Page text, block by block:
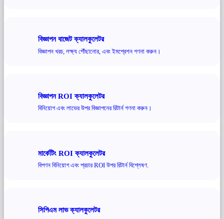
বিজ্ঞাপন বাজেট ক্যালকুলেটর
বিজ্ঞাপন খরচ, লক্ষ্য পৌঁছানোর, এবং ইমপ্রেশন গণনা করুন।
বিজ্ঞাপন ROI ক্যালকুলেটর
বিনিয়োগ এবং লাভের উপর বিজ্ঞাপনের রিটার্ন গণনা করুন।
মার্কেটিং ROI ক্যালকুলেটর
বিপণন বিনিয়োগ এবং প্রচার ROI উপর রিটার্ন বিশ্লেষণ.
সিপিএম লাভ ক্যালকুলেটর